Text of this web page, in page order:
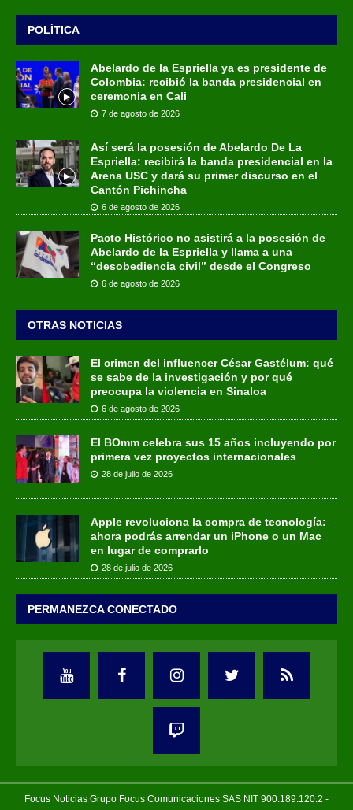
POLÍTICA
Abelardo de la Espriella ya es presidente de
Colombia: recibió la banda presidencial en
ceremonia en Cali
7 de agosto de 2026
Así será la posesión de Abelardo De La
Espriella: recibirá la banda presidencial en la
Arena USC y dará su primer discurso en el
Cantón Pichincha
6 de agosto de 2026
Pacto Histórico no asistirá a la posesión de
Abelardo de la Espriella y llama a una
“desobediencia civil” desde el Congreso
6 de agosto de 2026
OTRAS NOTICIAS
El crimen del influencer César Gastélum: qué
se sabe de la investigación y por qué
preocupa la violencia en Sinaloa
6 de agosto de 2026
El BOmm celebra sus 15 años incluyendo por
primera vez proyectos internacionales
28 de julio de 2026
Apple revoluciona la compra de tecnología:
ahora podrás arrendar un iPhone o un Mac
en lugar de comprarlo
28 de julio de 2026
PERMANEZCA CONECTADO
Focus Noticias Grupo Focus Comunicaciones SAS NIT 900.189.120.2 -